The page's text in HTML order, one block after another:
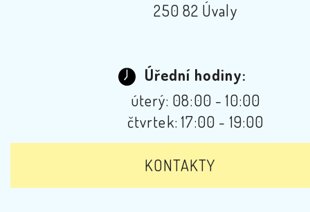
250 82 Úvaly
Úřední hodiny:
úterý: 08:00 - 10:00
čtvrtek: 17:00 - 19:00
KONTAKTY